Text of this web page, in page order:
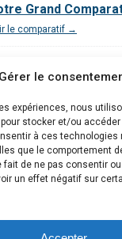
Gérer le
expériences, nous
stocker et/ou
à ces technologies
que le comportement
de ne pas consentir
un effet négatif sur
Grand
le comparatif →
: Guide Ultime
le comparatif →
Exclusif |
Gamer Décryptés
le comparatif →